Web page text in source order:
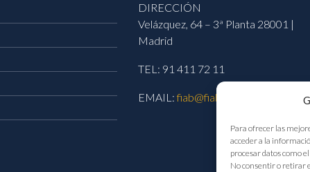
Para ofrecer las
acceder a la
procesar datos como
No consentir o retirar
DIRECCIÓN
Velázquez, 64 – 3ª Planta 28001 |
Madrid
TEL: 91 411 72 11
EMAIL:fiab@fiab.es